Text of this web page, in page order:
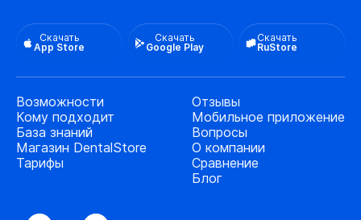
Скачать
App Store
Скачать
Google Play
Скачать
RuStore
Возможности
Кому подходит
База знаний
Магазин DentalStore
Тарифы
Отзывы
Мобильное приложение
Вопросы
О компании
Сравнение
Блог